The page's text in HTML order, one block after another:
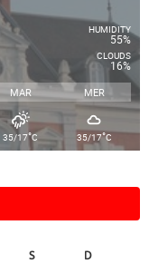
HUMIDITY
55%
CLOUDS
16%
MAR MER
35/17°C 35/17°C
S D